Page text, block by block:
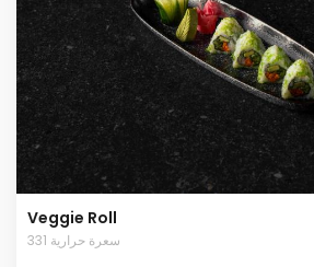
Veggie Roll
331 سعرة حرارية